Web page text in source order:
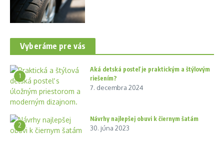
Vyberáme pre vás
1
Aká detská posteľ je praktickým a štýlovým
riešením?
7. decembra 2024
2
Návrhy najlepšej obuvi k čiernym šatám
30. júna 2023